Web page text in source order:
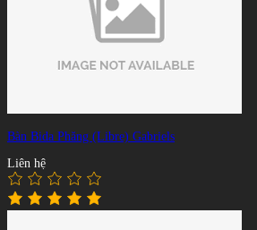
Bàn Bida Phăng (Libre) Gabriels
Liên hệ